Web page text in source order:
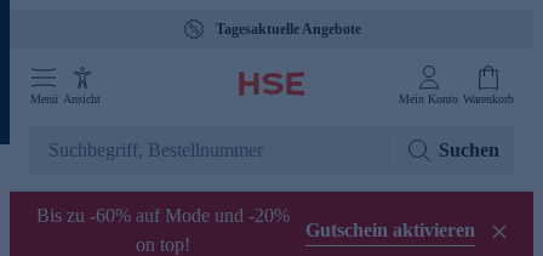
Tagesaktuelle Angebote
Menü Ansicht Mein Konto Warenkorb
Suchen
Bis zu -60% auf Mode und -20%
on top!
Gutschein aktivieren